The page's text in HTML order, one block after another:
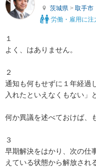
茨城県 > 取手市
労働・雇用に注
１
よく、はありません。
２
通知も何もせずに１年経過
入れたといえなくもない」
何か異議を述べておけば、
３
早期解決をはかり、次の仕
えている状態から解放され